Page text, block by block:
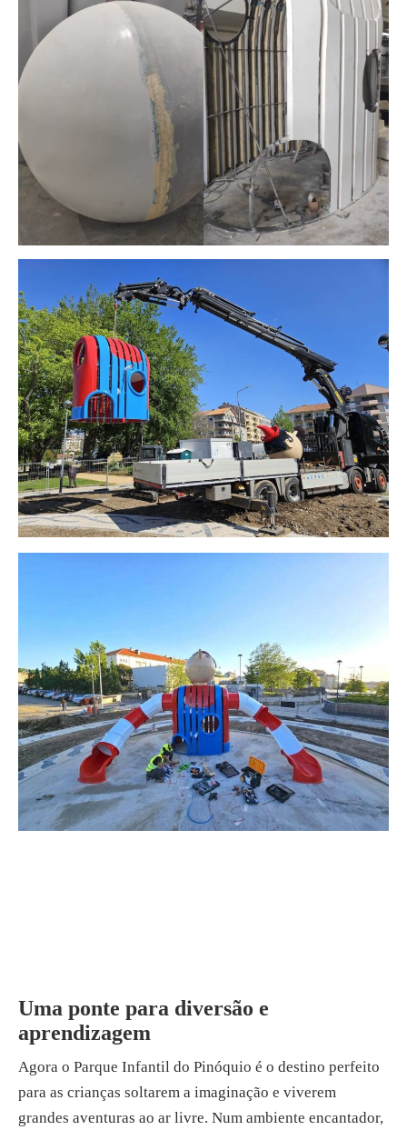
Uma ponte para diversão e
aprendizagem
Agora o Parque Infantil do Pinóquio é o destino perfeito
para as crianças soltarem a imaginação e viverem
grandes aventuras ao ar livre. Num ambiente encantador,